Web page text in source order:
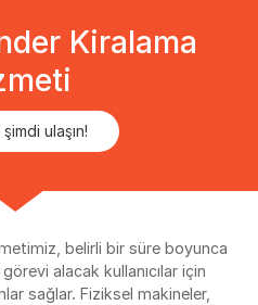
Kiralama
şimdi ulaşın!
belirli bir süre boyunca
alacak kullanıcılar için
sağlar. Fiziksel makineler,